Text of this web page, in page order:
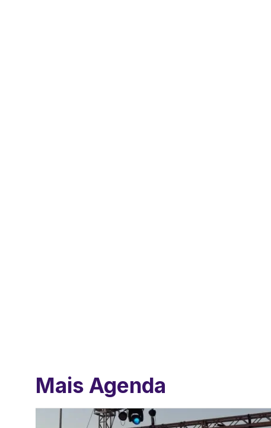
Mais Agenda